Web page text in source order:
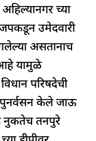
च्या
उमेदवारी
असतानाच
यामुळे
परिषदेची
केले जाऊ
नुकतेच तनपुरे